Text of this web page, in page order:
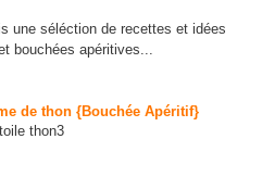
une séléction de recettes et idées
bouchées apéritives...
de thon {Bouchée Apéritif}